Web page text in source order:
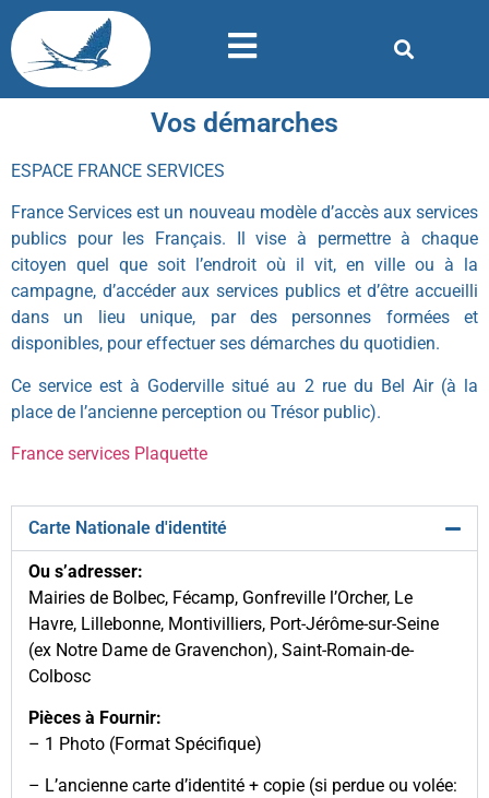
Vos démarches
ESPACE FRANCE SERVICES
France Services est un nouveau modèle d’accès aux services
publics pour les Français. Il vise à permettre à chaque
citoyen quel que soit l’endroit où il vit, en ville ou à la
campagne, d’accéder aux services publics et d’être accueilli
dans un lieu unique, par des personnes formées et
disponibles, pour effectuer ses démarches du quotidien.
Ce service est à Goderville situé au 2 rue du Bel Air (à la
place de l’ancienne perception ou Trésor public).
France services Plaquette
Carte Nationale d'identité
Ou s’adresser:
Mairies de Bolbec, Fécamp, Gonfreville l’Orcher, Le
Havre, Lillebonne, Montivilliers, Port-Jérôme-sur-Seine
(ex Notre Dame de Gravenchon), Saint-Romain-de-
Colbosc
Pièces à Fournir:
– 1 Photo (Format Spécifique)
– L’ancienne carte d’identité + copie (si perdue ou volée: